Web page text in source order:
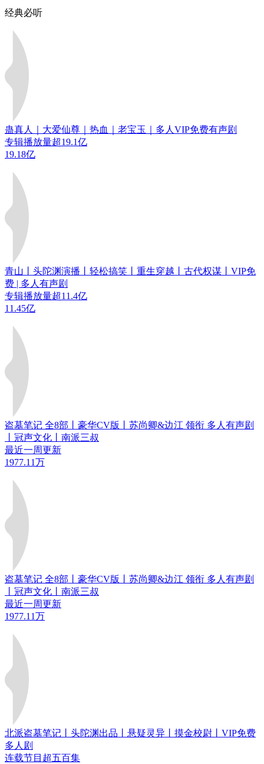
经典必听
蛊真人｜大爱仙尊｜热血｜老宝玉｜多人VIP免费有声剧
专辑播放量超19.1亿
19.18亿
青山丨头陀渊演播丨轻松搞笑丨重生穿越丨古代权谋丨VIP免
费 | 多人有声剧
专辑播放量超11.4亿
11.45亿
盗墓笔记 全8部丨豪华CV版丨苏尚卿&边江 领衔 多人有声剧
丨冠声文化丨南派三叔
最近一周更新
1977.11万
盗墓笔记 全8部丨豪华CV版丨苏尚卿&边江 领衔 多人有声剧
丨冠声文化丨南派三叔
最近一周更新
1977.11万
北派盗墓笔记丨头陀渊出品丨悬疑灵异丨摸金校尉丨VIP免费
多人剧
连载节目超五百集